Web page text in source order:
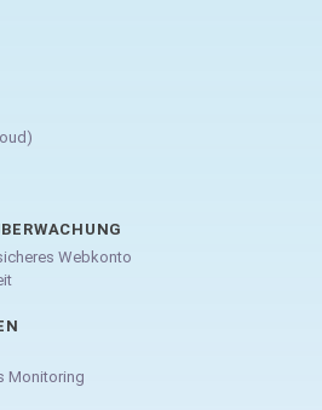
Webkonto
Monitoring